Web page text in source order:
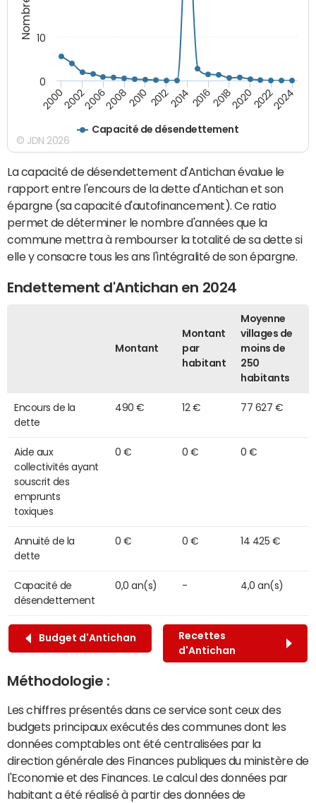
Capacité de désendettement
20002002200620082010 2012201420162018202020222024
0
10
© JDN 2026
La capacité de désendettement d'Antichan évalue le
rapport entre l'encours de la dette d'Antichan et son
épargne (sa capacité d'autofinancement). Ce ratio
permet de déterminer le nombre d'années que la
commune mettra à rembourser la totalité de sa dette si
elle y consacre tous les ans l'intégralité de son épargne.
Endettement d'Antichan en 2024
Montant
Montant
par
habitant
Moyenne
villages de
moins de
250
habitants
Encours de la
dette
490 € 12 € 77 627 €
Aide aux
collectivités ayant
souscrit des
emprunts
toxiques
0 € 0 € 0 €
Annuité de la
dette
0 € 0 € 14 425 €
Capacité de
désendettement
0,0 an(s) - 4,0 an(s)
Budget d'Antichan
Recettes
d'Antichan
Méthodologie :
Les chiffres présentés dans ce service sont ceux des
budgets principaux exécutés des communes dont les
données comptables ont été centralisées par la
direction générale des Finances publiques du ministère de
l'Economie et des Finances. Le calcul des données par
habitant a été réalisé à partir des données de